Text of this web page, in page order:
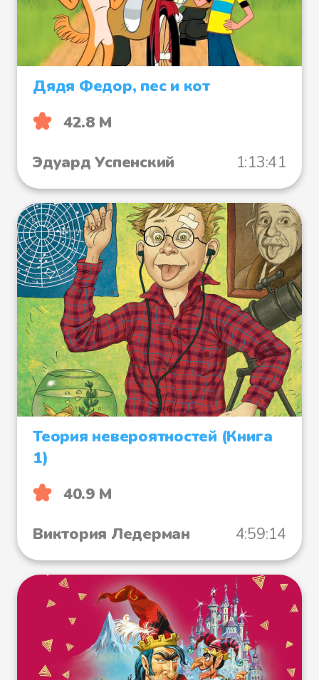
Дядя Федор, пес и кот
42.8 М
Эдуард Успенский
1:13:41
Теория невероятностей (Книга
1)
40.9 М
Виктория Ледерман
4:59:14